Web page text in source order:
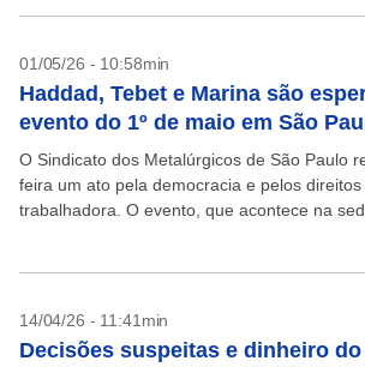
01/05/26 - 10:58min
Haddad, Tebet e Marina são
evento do 1º de maio em São
O Sindicato dos Metalúrgicos de São Paulo
feira um ato pela democracia e pelos direitos
trabalhadora. O evento, que acontece na
14/04/26 - 11:41min
Decisões suspeitas e dinheiro